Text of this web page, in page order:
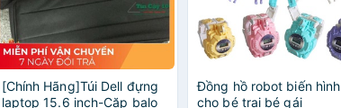
[Chính Hãng]Túi Dell đựng
laptop 15.6 inch-Cặp balo
Đồng hồ robot biến hình
cho bé trai bé gái